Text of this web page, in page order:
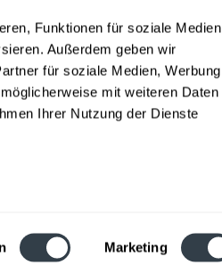
Funktionen für soziale Medien
Außerdem geben wir
für soziale Medien, Werbung
mit weiteren Daten
Ihrer Nutzung der Dienste
Marketing
des Lieferanten
und Zahlungsbedingungen